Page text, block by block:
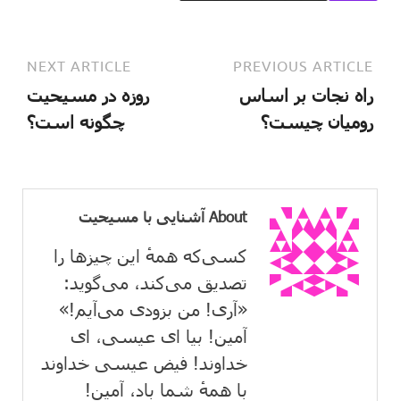
PREVIOUS ARTICLE
راه نجات بر اساس
رومیان چیست؟
NEXT ARTICLE
روزه در مسیحیت
چگونه است؟
About آشنایی با مسیحیت
کسی‌که همهٔ این چیزها را
تصدیق می‌كند، می‌گوید:
«آری! من بزودی می‌آیم!»
آمین! بیا ای عیسی، ای
خداوند! فیض عیسی خداوند
با همهٔ شما باد، آمین!